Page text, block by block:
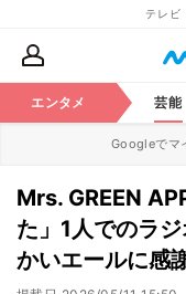
テレビ
エンタメ 芸能
Googleでマ
Mrs. GREEN
た」1人でのラ
かいエールに感